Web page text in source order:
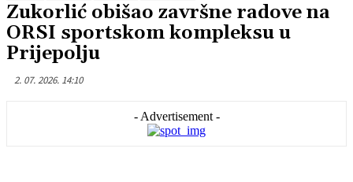
Zukorlić obišao završne radove na
ORSI sportskom kompleksu u
Prijepolju
2. 07. 2026. 14:10
- Advertisement -